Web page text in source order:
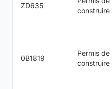
ZD635
construire
0B1819
Permis de
construire